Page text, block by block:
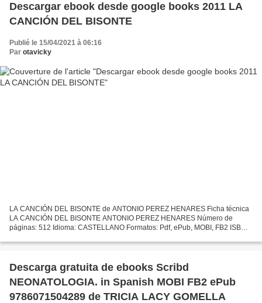
Descargar ebook desde google books 2011 LA
CANCIÓN DEL BISONTE
Publié le 15/04/2021 à 06:16
Par otavicky
LA CANCIÓN DEL BISONTE de ANTONIO PEREZ HENARES Ficha técnica
LA CANCIÓN DEL BISONTE ANTONIO PEREZ HENARES Número de
páginas: 512 Idioma: CASTELLANO Formatos: Pdf, ePub, MOBI, FB2 ISBN:
edición:...
Descarga gratuita de ebooks Scribd
NEONATOLOGIA. in Spanish MOBI FB2 ePub
9786071504289 de TRICIA LACY GOMELLA